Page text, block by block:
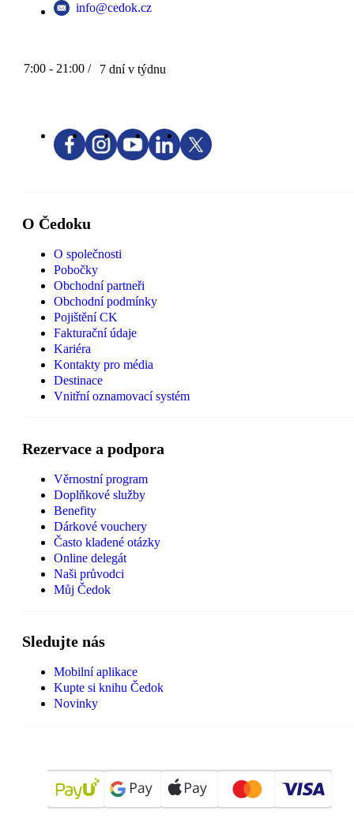
info@cedok.cz
7:00 - 21:00 / 7 dní v týdnu
O Čedoku
O společnosti
Pobočky
Obchodní partneři
Obchodní podmínky
Pojištění CK
Fakturační údaje
Kariéra
Kontakty pro média
Destinace
Vnitřní oznamovací systém
Rezervace a podpora
Věrnostní program
Doplňkové služby
Benefity
Dárkové vouchery
Často kladené otázky
Online delegát
Naši průvodci
Můj Čedok
Sledujte nás
Mobilní aplikace
Kupte si knihu Čedok
Novinky